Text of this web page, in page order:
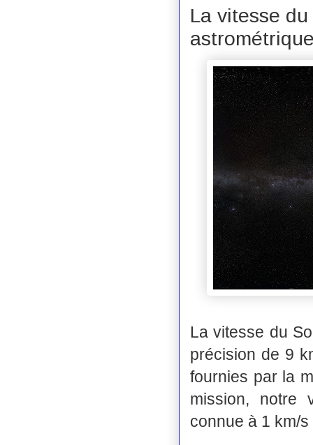
La vitesse
La vitesse du
précision de 9
fournies par la
mission, notre
connue à 1 km/